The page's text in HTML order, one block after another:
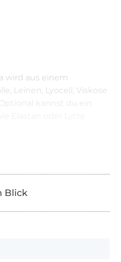
wird aus einem
Leinen, Lyocell, Viskose
kannst du ein
Blick